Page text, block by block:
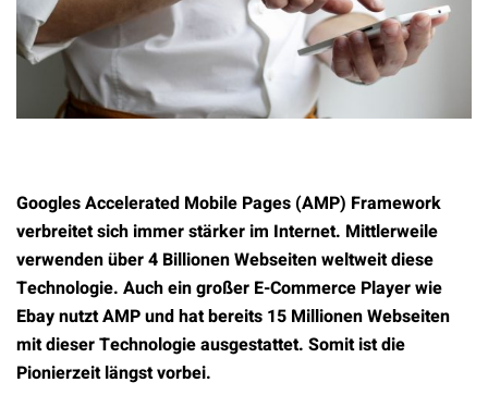
Googles Accelerated Mobile Pages (AMP) Framework
verbreitet sich immer stärker im Internet. Mittlerweile
verwenden über 4 Billionen Webseiten weltweit diese
Technologie. Auch ein großer E-Commerce Player wie
Ebay nutzt AMP und hat bereits 15 Millionen Webseiten
mit dieser Technologie ausgestattet. Somit ist die
Pionierzeit längst vorbei.